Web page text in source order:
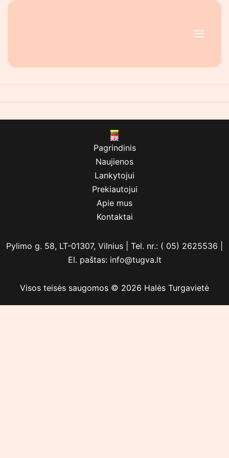
Pereiti
MAIN
MENU
Pagrindinis
Naujienos
Lankytojui
Prekiautojui
Apie mus
Kontaktai
Pylimo g. 58, LT-01307, Vilnius | Tel. nr.: ( 05) 2625536
El. paštas: info@tugva.lt
Visos teisės saugomos © 2026 Halės Turgavietė